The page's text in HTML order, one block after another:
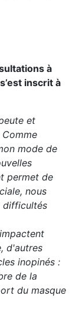
à
inscrit à
et
mode de
permet de
nous
difficultés
d'autres
inopinés :
de la
du masque